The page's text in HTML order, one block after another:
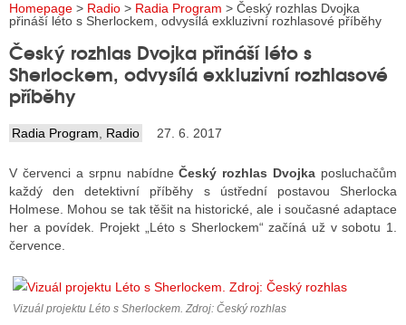
INTERNET
TISK
RÁDIÍ
VYSÍLAČE
TELEVIZE
Homepage > Radio > Radia Program > Český rozhlas Dvojka
přináší léto s Sherlockem, odvysílá exkluzivní rozhlasové příběhy
Český rozhlas Dvojka přináší léto s
Sherlockem, odvysílá exkluzivní rozhlasové
příběhy
Radia Program Radio 27. 6. 2017
V červenci a srpnu nabídneČeský rozhlas Dvojka posluchačům
každý den detektivní příběhy s ústřední postavou Sherlocka
Holmese. Mohou se tak těšit na historické, ale i současné adaptace
her a povídek. Projekt „Léto s Sherlockem“ začíná už v sobotu 1.
července.
Vizuál projektu Léto s Sherlockem. Zdroj: Český rozhlas